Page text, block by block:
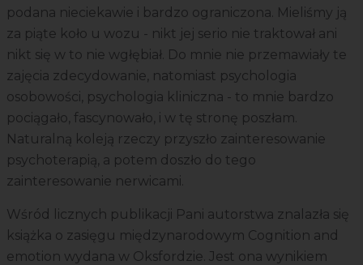
podana nieciekawie i bardzo ograniczona. Mieliśmy ją
za piąte koło u wozu - nikt jej serio nie traktował ani
nikt się w to nie wgłębiał. Do mnie nie przemawiały te
zajęcia zdecydowanie, natomiast psychologia
osobowości, psychologia kliniczna - to mnie bardzo
pociągało, fascynowało, i w tę stronę poszłam.
Naturalną koleją rzeczy przyszło zainteresowanie
psychoterapią, a potem doszło do tego
zainteresowanie nerwicami.
Wśród licznych publikacji Pani autorstwa znalazła się
książka o zasięgu międzynarodowym Cognition and
emotion wydana w Oksfordzie. Jest ona wynikiem